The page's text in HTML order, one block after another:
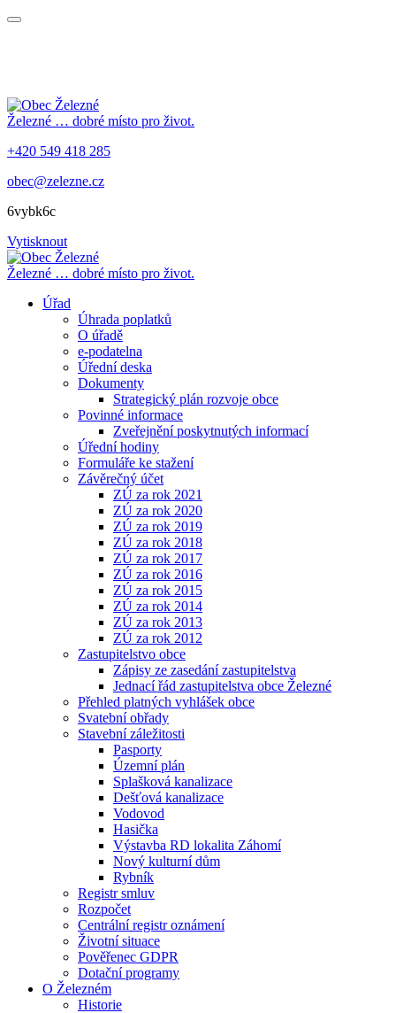
Železné … dobré místo pro život.
+420 549 418 285
obec@zelezne.cz
6vybk6c
Vytisknout
Železné … dobré místo pro život.
Úřad
Úhrada poplatků
O úřadě
e-podatelna
Úřední deska
Dokumenty
Strategický plán rozvoje obce
Povinné informace
Zveřejnění poskytnutých informací
Úřední hodiny
Formuláře ke stažení
Závěrečný účet
ZÚ za rok 2021
ZÚ za rok 2020
ZÚ za rok 2019
ZÚ za rok 2018
ZÚ za rok 2017
ZÚ za rok 2016
ZÚ za rok 2015
ZÚ za rok 2014
ZÚ za rok 2013
ZÚ za rok 2012
Zastupitelstvo obce
Zápisy ze zasedání zastupitelstva
Jednací řád zastupitelstva obce Železné
Přehled platných vyhlášek obce
Svatební obřady
Stavební záležitosti
Pasporty
Územní plán
Splašková kanalizace
Dešťová kanalizace
Vodovod
Hasička
Výstavba RD lokalita Záhomí
Nový kulturní dům
Rybník
Registr smluv
Rozpočet
Centrální registr oznámení
Životní situace
Pověřenec GDPR
Dotační programy
O Železném
Historie